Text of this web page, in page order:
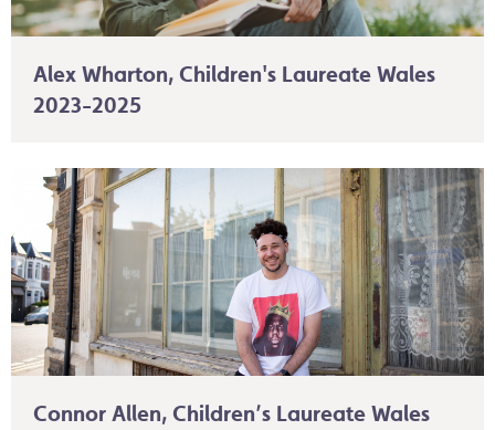
Alex Wharton, Children's Laureate Wales
2023-2025
Connor Allen, Children’s Laureate Wales